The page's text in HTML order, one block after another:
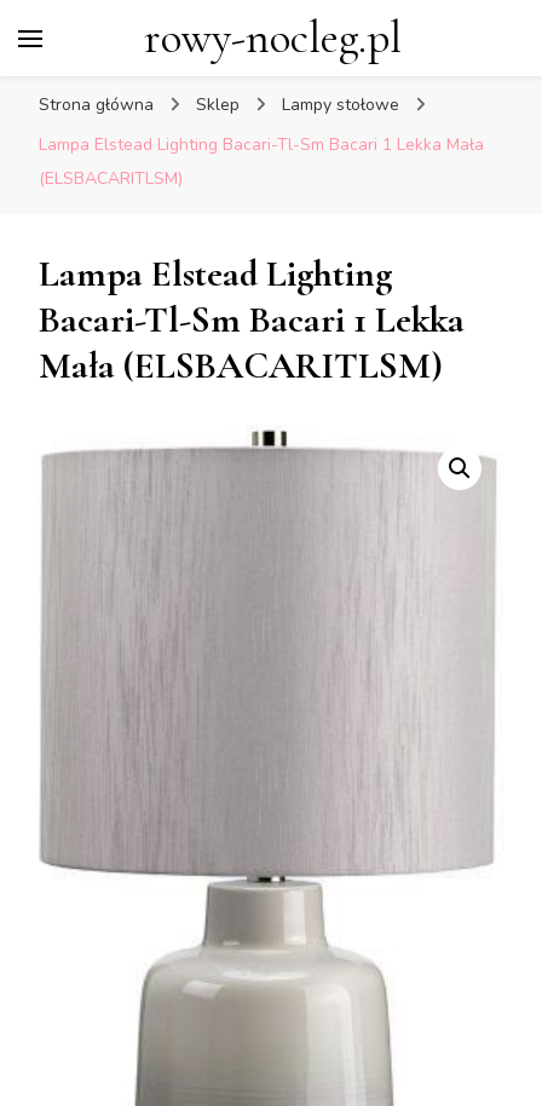
rowy-nocleg.pl
Strona główna Sklep
Lampy stołowe
Lampa Elstead Lighting Bacari-Tl-Sm Bacari 1 Lekka Mała
(ELSBACARITLSM)
Lampa Elstead Lighting
Bacari-Tl-Sm Bacari 1 Lekka
Mała (ELSBACARITLSM)